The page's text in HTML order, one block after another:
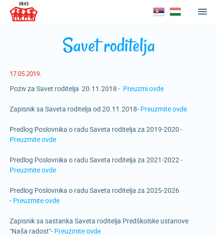
Savet roditelja
17.05.2019.
Poziv za Savet roditelja 20.11.2018 - Preuzmi ovde
Zapisnik sa Saveta roditelja od 20.11.2018- Preuzmite ovde
Predlog Poslovnika o radu Saveta roditelja za 2019-2020 -
Preuzmite ovde
Predlog Poslovnika o radu Saveta roditelja za 2021-2022 -
Preuzmite ovde
Predlog Poslovnika o radu Saveta roditelja za 2025-2026
- Preuzmite ovde
Zapisnik sa sastanka Saveta roditelja Predškolske ustanove
"Naša radost"- Preuzmite ovde